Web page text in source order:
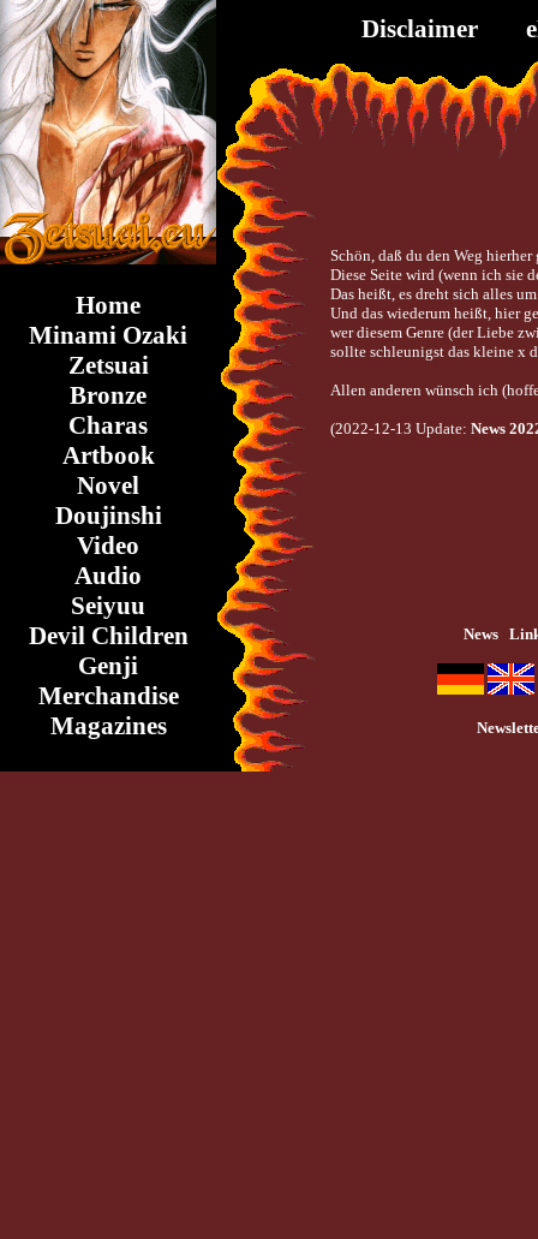
Home
Minami Ozaki
Zetsuai
Bronze
Charas
Artbook
Novel
Doujinshi
Video
Audio
Seiyuu
Devil Children
Genji
Merchandise
Magazines
Disclaimer
News
Schön, daß du den Weg
Diese Seite wird (wenn ich sie
Das heißt, es dreht sich alles
Und das wiederum heißt, hier
wer diesem Genre (der Liebe
sollte schleunigst das kleine x
Allen anderen wünsch ich
(2022-12-13 Update: News